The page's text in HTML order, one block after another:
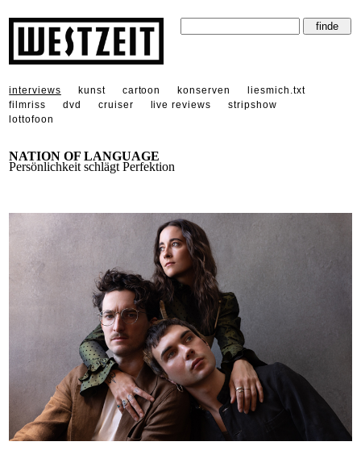
interviews kunst cartoon konserven
liesmich.txt
filmriss
dvd cruiser live reviews
stripshow
lottofoon
NATION OF LANGUAGE
Persönlichkeit schlägt Perfektion